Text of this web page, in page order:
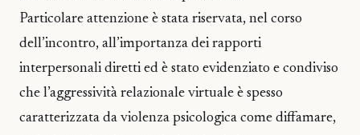
Particolare attenzione è stata riservata, nel corso
dell’incontro, all’importanza dei rapporti
interpersonali diretti ed è stato evidenziato e condiviso
che l’aggressività relazionale virtuale è spesso
caratterizzata da violenza psicologica come diffamare,